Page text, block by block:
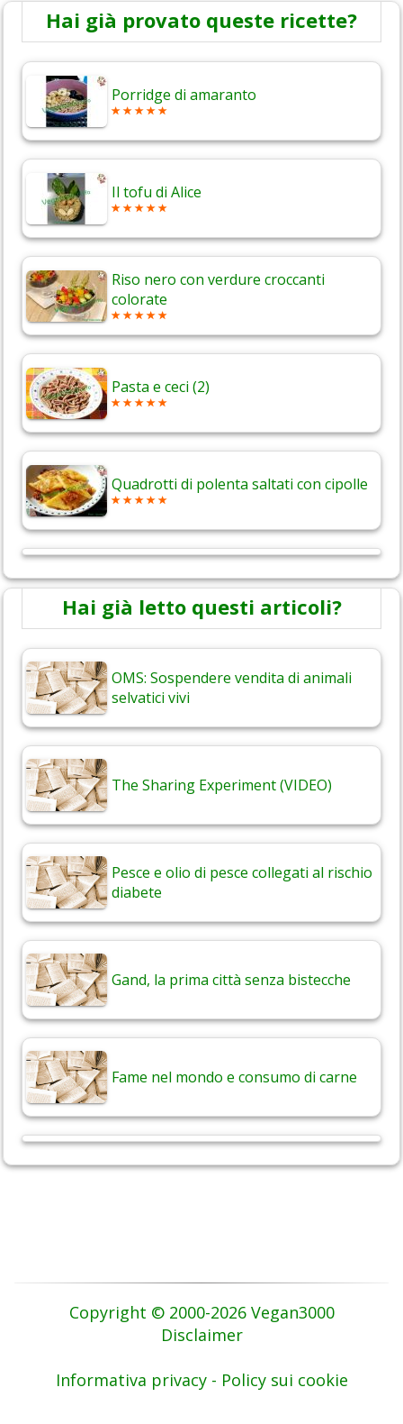
Hai già provato queste ricette?
Porridge di amaranto
Il tofu di Alice
Riso nero con verdure croccanti
colorate
Pasta e ceci (2)
Quadrotti di polenta saltati con cipolle
Hai già letto questi articoli?
OMS: Sospendere vendita di animali
selvatici vivi
The Sharing Experiment (VIDEO)
Pesce e olio di pesce collegati al rischio
diabete
Gand, la prima città senza bistecche
Fame nel mondo e consumo di carne
Copyright © 2000-2026 Vegan3000
Disclaimer
Informativa privacy - Policy sui cookie